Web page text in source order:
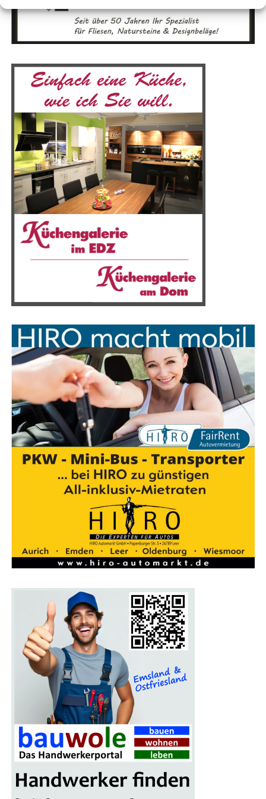
Ver­brau­cher­schutz ist und beto­nen die Bedeu­tung der
lau­fen­den Kon­trol­len und wis­sen­schaft­li­chen Analysen.